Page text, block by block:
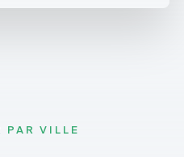
PAR VILLE